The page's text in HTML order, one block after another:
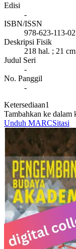
Edisi
-
ISBN/ISSN
978-623-113-
Deskripsi Fisik
218 hal. ; 21 cm
Judul Seri
-
No. Panggil
-
Ketersediaan1
Tambahkan ke dalam
Unduh MARCSitasi